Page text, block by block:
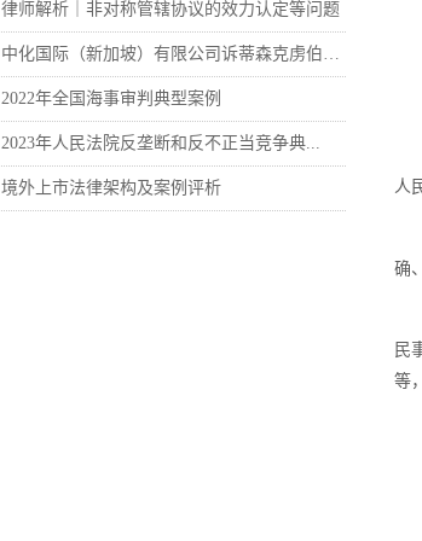
律师解析｜非对称管辖协议的效力认定等问题
中化国际（新加坡）有限公司诉蒂森克虏伯冶...
2022年全国海事审判典型案例
2023年人民法院反垄断和反不正当竞争典...
境外上市法律架构及案例评析
人
确
民
等